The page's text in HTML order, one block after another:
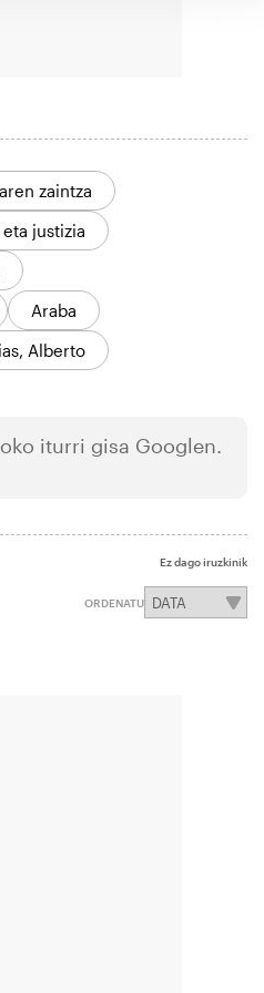
zaintza
eta justizia
Araba
Alberto
iturri gisa Googlen.
Ez dago iruzkinik
ORDENATU